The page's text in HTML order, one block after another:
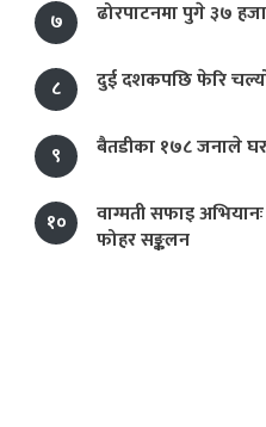
७
ढोरपाटनमा पुगे ३७
८ दुई दशकपछि फेरि
९ बैतडीका १७८ जनाले
१०
वाग्मती सफाइ
फोहर सङ्कलन